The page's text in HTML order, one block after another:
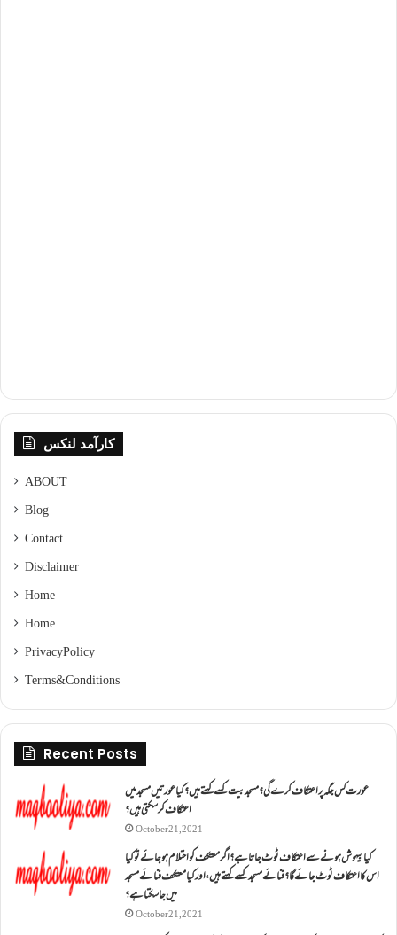
کارآمد لنکس
ABOUT
Blog
Contact
Disclaimer
Home
Home
Privacy Policy
Terms & Conditions
Recent Posts
عورت کس جگہ پر اعتکاف کرے گی؟مسجد بیت کسے کہتے ہیں؟کیا عورتیں مسجد میں
اعتکاف کر سکتی ہیں؟
October 21, 2021
کیا بیہوش ہونے سے اعتکاف ٹوٹ جاتا ہے؟ اگر معتکف کو احتلام ہو جائے تو کیا
اس کا اعتکاف ٹوٹ جائے گا؟فنائے مسجد کسے کہتے ہیں ، اور کیا معتکف فنائے مسجد
میں جا سکتا ہے؟
October 21, 2021